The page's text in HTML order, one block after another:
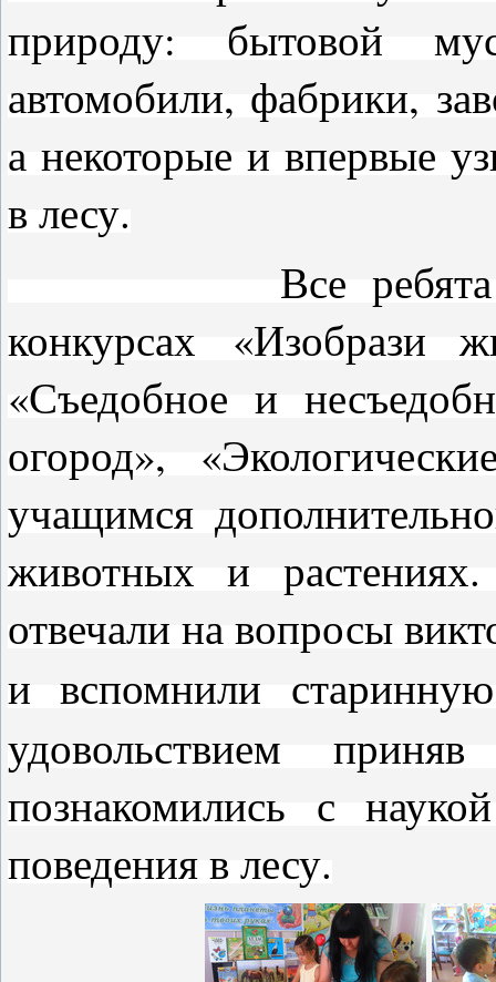
природу: бытовой
автомобили, фабрики,
а некоторые и впервые
в лесу.
Все ребята
конкурсах «Изобрази
«Съедобное и
огород»,
учащимся
животных и
отвечали на вопросы
и вспомнили
удовольствием
познакомились с
поведения в лесу.